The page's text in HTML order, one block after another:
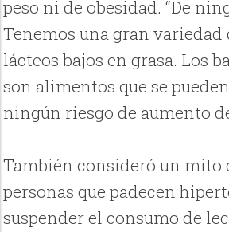
peso ni de obesidad. “De
Tenemos una gran variedad
lácteos bajos en grasa. Los
son alimentos que se
ningún riesgo de aumento
También consideró un mito
personas que padecen
suspender el consumo de